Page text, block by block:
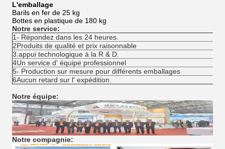
L'emballage
Barils en fer de 25 kg
Bottes en plastique de 180 kg
Notre service:
1- Répondez dans les 24 heures.
2Produits de qualité et prix raisonnable
3.appui technologique à la R & D.
4Un service d' équipe professionnel
5- Production sur mesure pour différents emballages
6Aucun retard sur l' expédition.
Notre équipe:
Notre compagnie: